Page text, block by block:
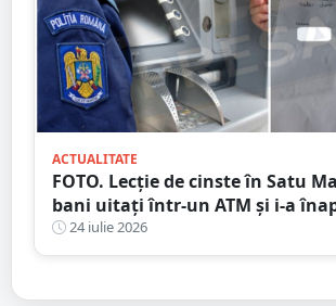
ACTUALITATE
FOTO. Lecție de cinste în Satu
bani uitați într-un ATM și i-a
să stea pe gânduri
24 iulie 2026